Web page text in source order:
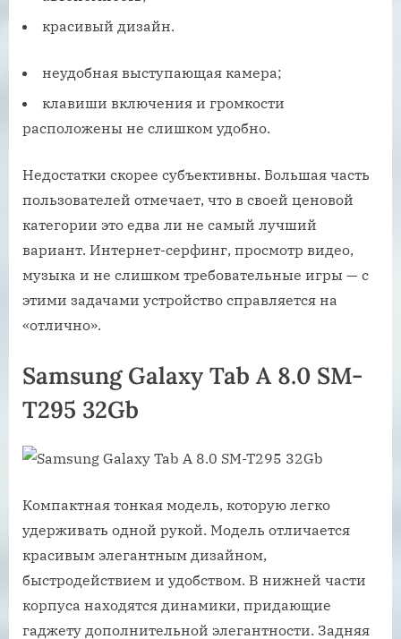
красивый дизайн.
неудобная выступающая камера;
клавиши включения и громкости
расположены не слишком удобно.
Недостатки скорее субъективны. Большая часть
пользователей отмечает, что в своей ценовой
категории это едва ли не самый лучший
вариант. Интернет-серфинг, просмотр видео,
музыка и не слишком требовательные игры — с
этими задачами устройство справляется на
«отлично».
Samsung Galaxy Tab A 8.0 SM-
T295 32Gb
Компактная тонкая модель, которую легко
удерживать одной рукой. Модель отличается
красивым элегантным дизайном,
быстродействием и удобством. В нижней части
корпуса находятся динамики, придающие
гаджету дополнительной элегантности. Задняя